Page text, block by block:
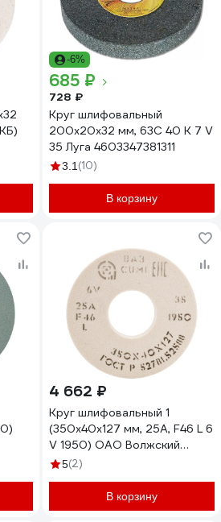
-6%
685 ₽
728 ₽
Круг шлифовальный
200х20х32 мм, 63С 40 K 7 V
35 Луга 4603347381311
3.1 (10)
В корзину
4 662 ₽
Круг шлифовальный 1
(350x40x127 мм, 25А, F46 L 6
V 1950) ОАО Волжский
абразивный завод Н0018453
5(2)
В корзину